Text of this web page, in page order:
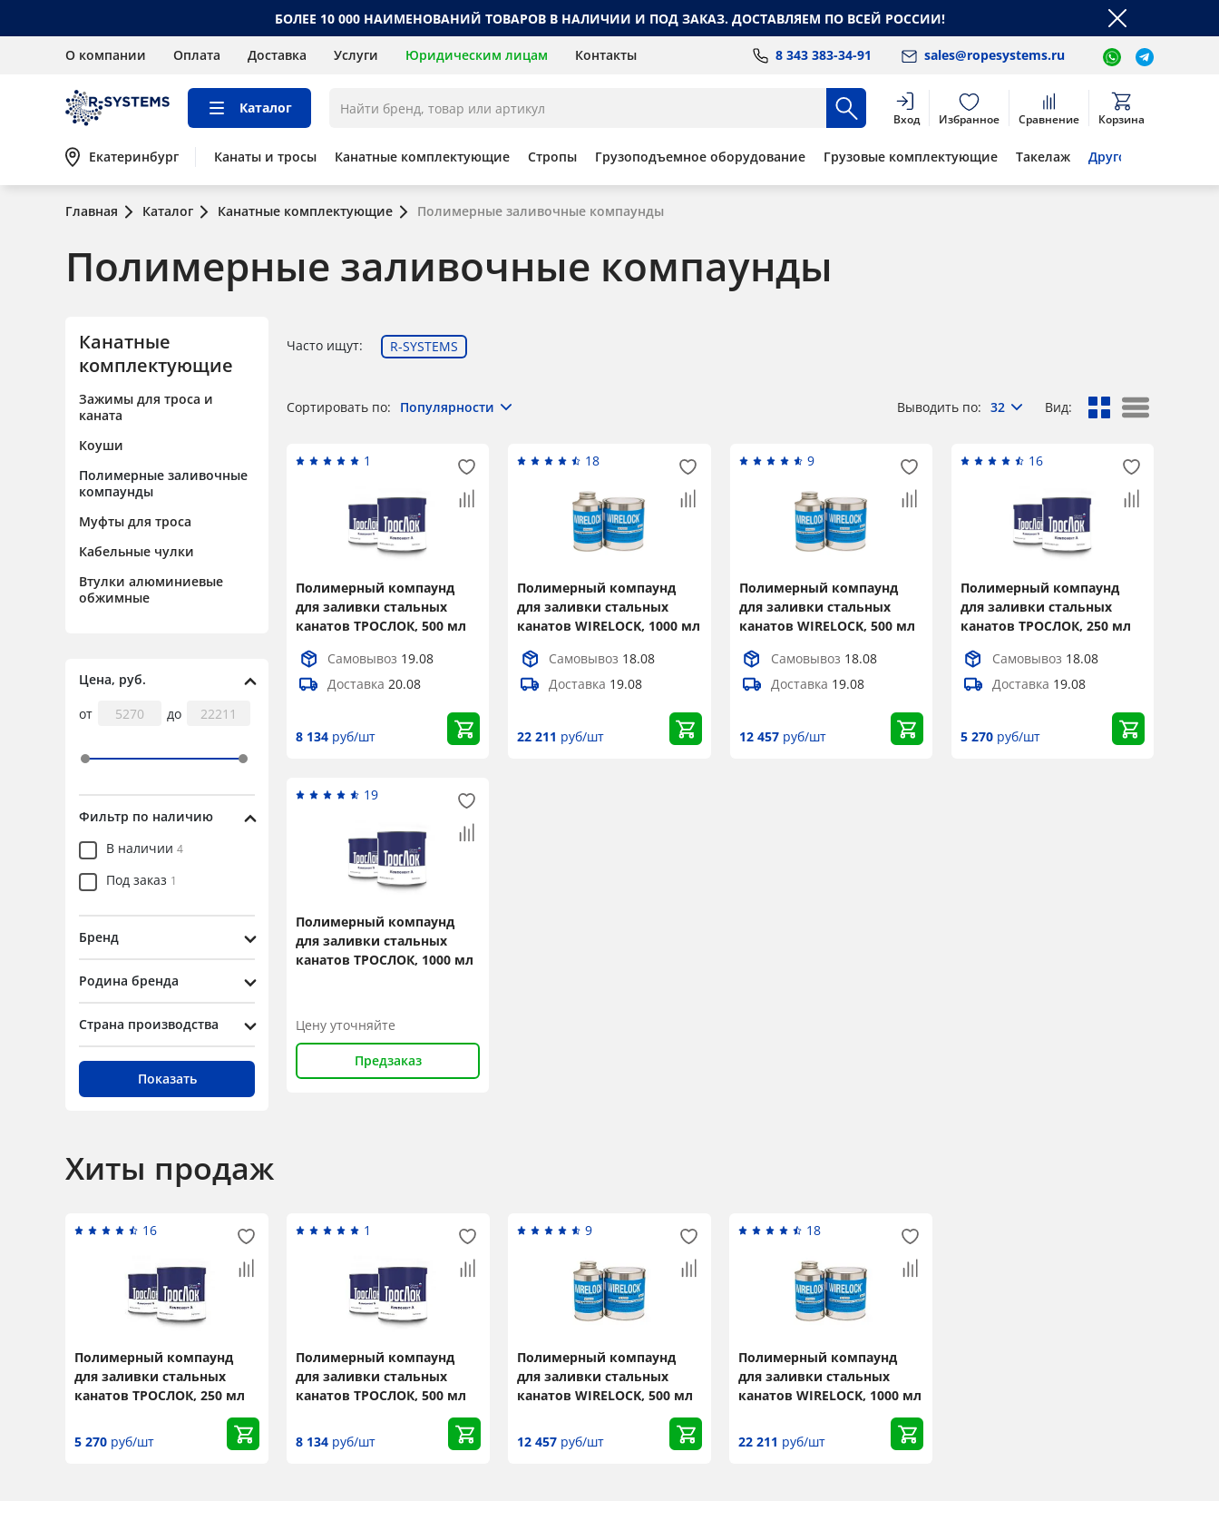
БОЛЕЕ 10 000 НАИМЕНОВАНИЙ ТОВАРОВ В НАЛИЧИИ И ПОД ЗАКАЗ. ДОСТАВЛЯЕМ ПО ВСЕЙ РОССИИ!
О компании Оплата Доставка Услуги Юридическим лицам Контакты 8 343 383-34-91 sales@ropesystems.ru
Каталог
Вход Избранное Сравнение Корзина
Екатеринбург Канаты и тросы Канатные комплектующие Стропы Грузоподъемное оборудование Грузовые комплектующие Такелаж Другое
Главная Каталог Канатные комплектующие Полимерные заливочные компаунды
Полимерные заливочные компаунды
Канатные
комплектующие
Зажимы для троса и
каната
Коуши
Полимерные заливочные
компаунды
Муфты для троса
Кабельные чулки
Втулки алюминиевые
обжимные
Цена, руб.
от
до
Фильтр по наличию
В наличии 4
Под заказ 1
Бренд
Родина бренда
Страна производства
Показать
Часто ищут: R-SYSTEMS
Сортировать по: Популярности Выводить по: 32 Вид:
1
Полимерный компаунд
для заливки стальных
канатов ТРОСЛОК, 500 мл
Самовывоз 19.08
Доставка 20.08
8 134 руб/шт
18
Полимерный компаунд
для заливки стальных
канатов WIRELOCK, 1000 мл
Самовывоз 18.08
Доставка 19.08
22 211 руб/шт
9
Полимерный компаунд
для заливки стальных
канатов WIRELOCK, 500 мл
Самовывоз 18.08
Доставка 19.08
12 457руб/шт
16
Полимерный компаунд
для заливки стальных
канатов ТРОСЛОК, 250 мл
Самовывоз 18.08
Доставка 19.08
5 270руб/шт
19
Полимерный компаунд
для заливки стальных
канатов ТРОСЛОК, 1000 мл
Цену уточняйте
Предзаказ
Хиты продаж
16
Полимерный компаунд
для заливки стальных
канатов ТРОСЛОК, 250 мл
5 270 руб/шт
1
Полимерный компаунд
для заливки стальных
канатов ТРОСЛОК, 500 мл
8 134 руб/шт
9
Полимерный компаунд
для заливки стальных
канатов WIRELOCK, 500 мл
12 457 руб/шт
18
Полимерный компаунд
для заливки стальных
канатов WIRELOCK, 1000 мл
22 211 руб/шт
Popup
Title
×
Popup Content